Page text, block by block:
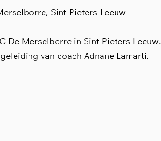
Sint-Pieters-Leeuw
De Merselborre in Sint-Pieters-Leeuw.
van coach Adnane Lamarti.